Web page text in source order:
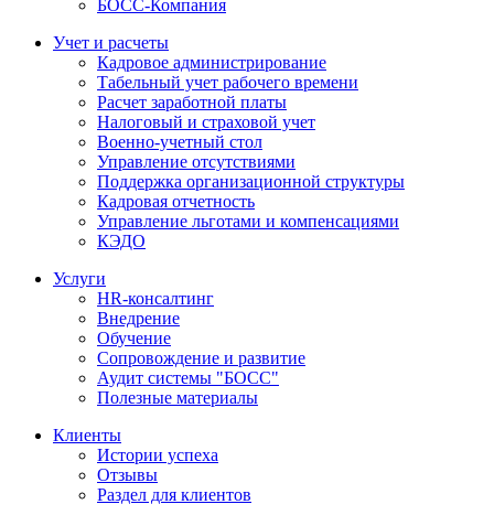
БОСС-Компания
Учет и расчеты
Кадровое администрирование
Табельный учет рабочего времени
Расчет заработной платы
Налоговый и страховой учет
Военно-учетный стол
Управление отсутствиями
Поддержка организационной структуры
Кадровая отчетность
Управление льготами и компенсациями
КЭДО
Услуги
HR-консалтинг
Внедрение
Обучение
Сопровождение и развитие
Аудит системы "БОСС"
Полезные материалы
Клиенты
Истории успеха
Отзывы
Раздел для клиентов